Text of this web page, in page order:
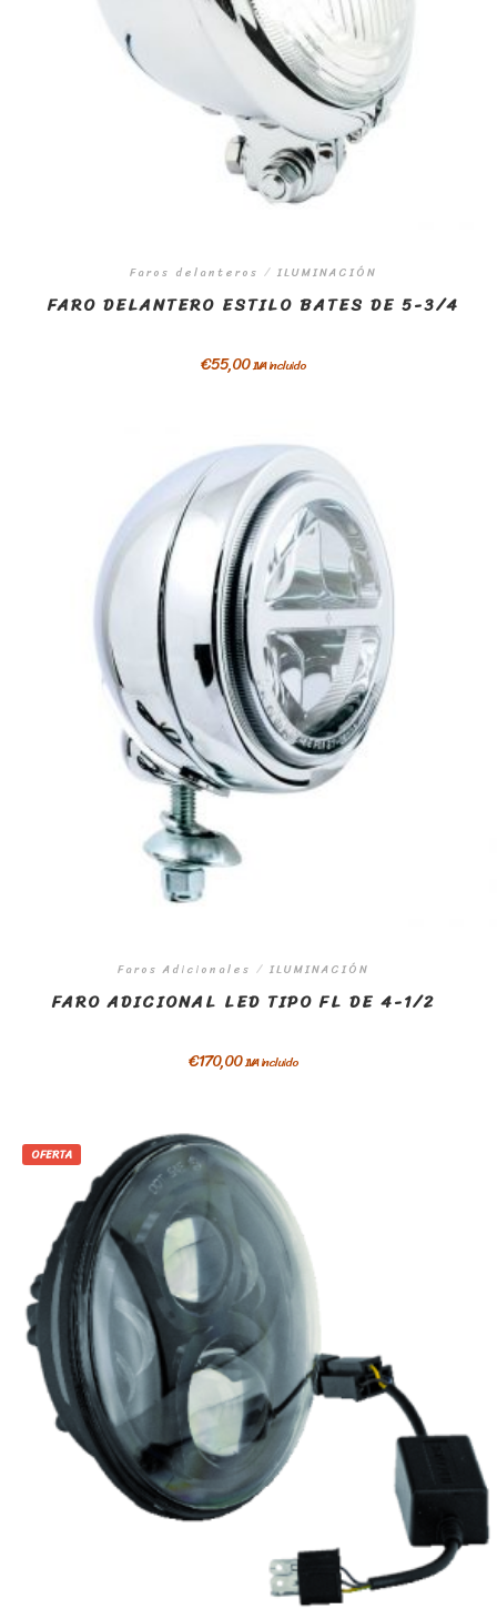
Faros delanteros / ILUMINACIÓN
FARO DELANTERO ESTILO BATES DE 5-3/4
€55,00IVA incluido
Faros Adicionales / ILUMINACIÓN
FARO ADICIONAL LED TIPO FL DE 4-1/2
€170,00IVA incluido
OFERTA